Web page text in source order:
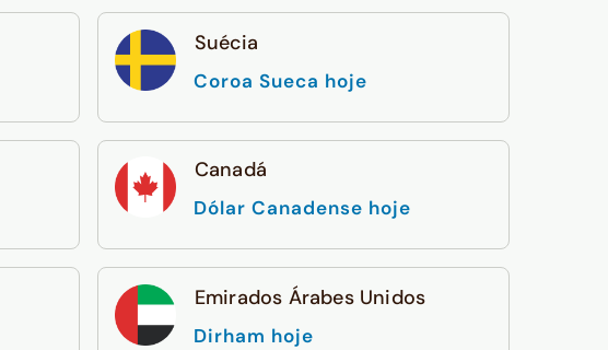
Suécia
Coroa Sueca hoje
Canadá
Dólar Canadense hoje
Emirados Árabes Unidos
Dirham hoje